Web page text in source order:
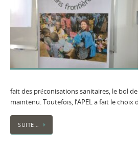
fait des préconisations sanitaires, le bol de
maintenu. Toutefois, l’APEL a fait le choix
SUITE…